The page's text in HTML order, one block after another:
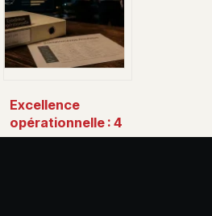
techniques de
respiration et les
réglages de votre
chambre
Excellence
opérationnelle : 4
piliers pour